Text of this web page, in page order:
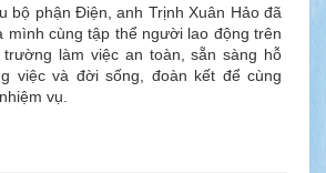
bộ phận Điện, anh Trịnh Xuân Hảo đã
mình cùng tập thể người lao động trên
làm việc an toàn, sẵn sàng hỗ
việc và đời sống, đoàn kết để cùng
vụ.